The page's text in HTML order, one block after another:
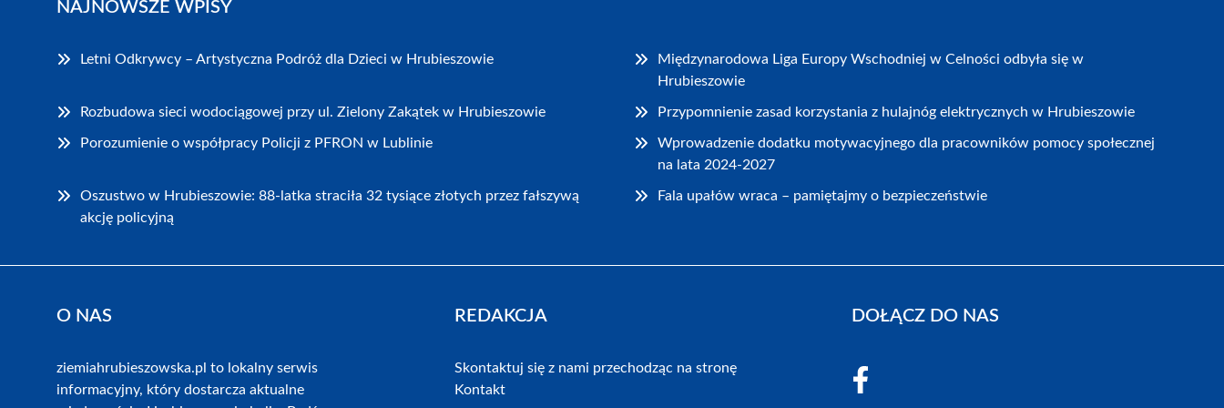
NAJNOWSZE WPISY
Letni Odkrywcy – Artystyczna Podróż dla Dzieci w Hrubieszowie
Międzynarodowa Liga Europy Wschodniej w Celności odbyła się w
Hrubieszowie
Rozbudowa sieci wodociągowej przy ul. Zielony Zakątek w Hrubieszowie Przypomnienie zasad korzystania z hulajnóg elektrycznych w Hrubieszowie
Porozumienie o współpracy Policji z PFRON w Lublinie
Wprowadzenie dodatku motywacyjnego dla pracowników pomocy społecznej
na lata 2024-2027
Oszustwo w Hrubieszowie: 88-latka straciła 32 tysiące złotych przez fałszywą
akcję policyjną
Fala upałów wraca – pamiętajmy o bezpieczeństwie
O NAS
ziemiahrubieszowska.pl to lokalny serwis
informacyjny, który dostarcza aktualne
REDAKCJA
Skontaktuj się z nami przechodząc na stronę
Kontakt
DOŁĄCZ DO NAS